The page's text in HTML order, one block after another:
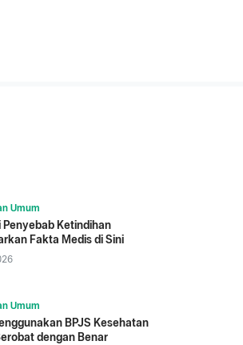
Umum
Penyebab Ketindihan
Fakta Medis di Sini
Umum
BPJS Kesehatan
dengan Benar